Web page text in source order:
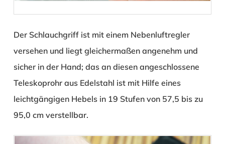
Der Schlauchgriff ist mit einem Nebenluftregler
versehen und liegt gleichermaßen angenehm und
sicher in der Hand; das an diesen angeschlossene
Teleskoprohr aus Edelstahl ist mit Hilfe eines
leichtgängigen Hebels in 19 Stufen von 57,5 bis zu
95,0 cm verstellbar.